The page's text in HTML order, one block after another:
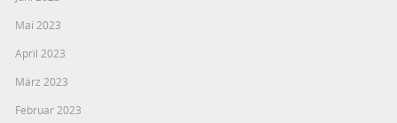
Mai 2023
April 2023
März 2023
Februar 2023